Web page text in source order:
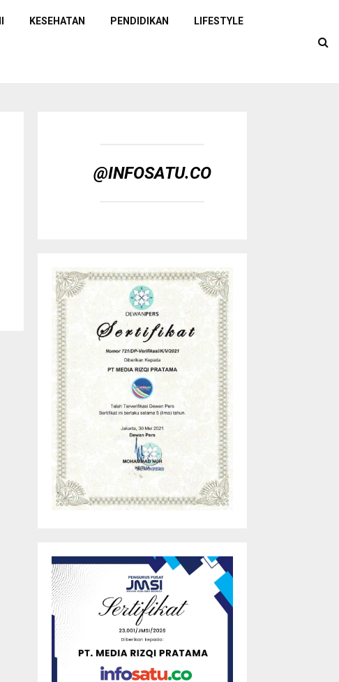
KESEHATAN PENDIDIKAN LIFESTYLE
@INFOSATU.CO